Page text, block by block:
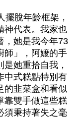
擺脫年齡框架，
神代表。我家也
，她是我今年73
師」，阿嬤的手
她重拾自我，
中式糕點特別有
的韭菜盒和看似
靠雙手做這些糕
須秉持著失之毫